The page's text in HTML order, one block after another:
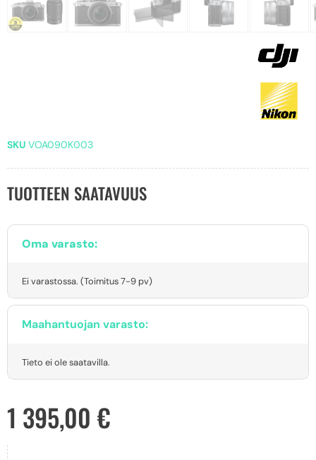
SKU VOA090K003
TUOTTEEN SAATAVUUS
Oma varasto:
Ei varastossa. (Toimitus 7-9 pv)
Maahantuojan varasto:
Tieto ei ole saatavilla.
1 395,00 €